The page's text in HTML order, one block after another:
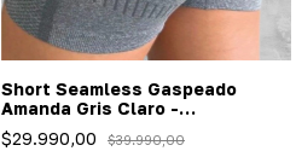
Short Seamless Gaspeado
Amanda Gris Claro -
(Importado/efecto push up)
$29.990,00 $39.990,00